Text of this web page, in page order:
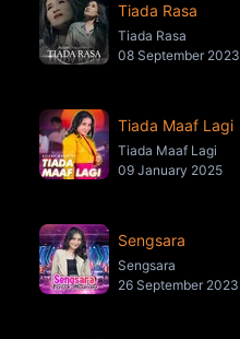
Tiada Rasa
Tiada Rasa
08 September 2023
Tiada Maaf Lagi
Tiada Maaf Lagi
09 January 2025
Sengsara
Sengsara
26 September 2023